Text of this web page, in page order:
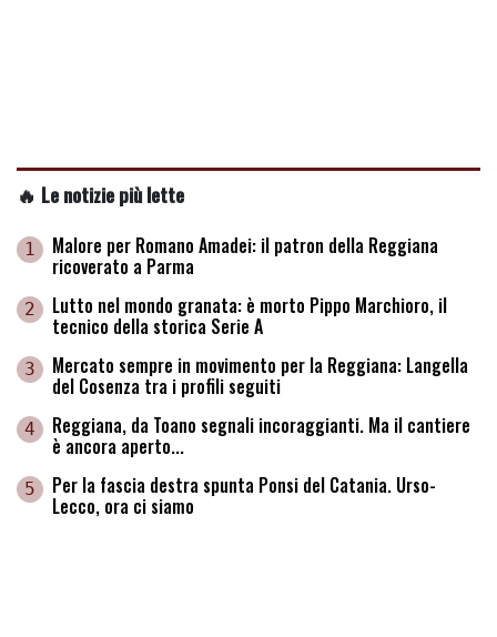
🔥 Le notizie più lette
1 Malore per Romano Amadei: il patron della Reggiana
ricoverato a Parma
2 Lutto nel mondo granata: è morto Pippo Marchioro, il
tecnico della storica Serie A
3 Mercato sempre in movimento per la Reggiana: Langella
del Cosenza tra i profili seguiti
4 Reggiana, da Toano segnali incoraggianti. Ma il cantiere
è ancora aperto...
5 Per la fascia destra spunta Ponsi del Catania. Urso-
Lecco, ora ci siamo